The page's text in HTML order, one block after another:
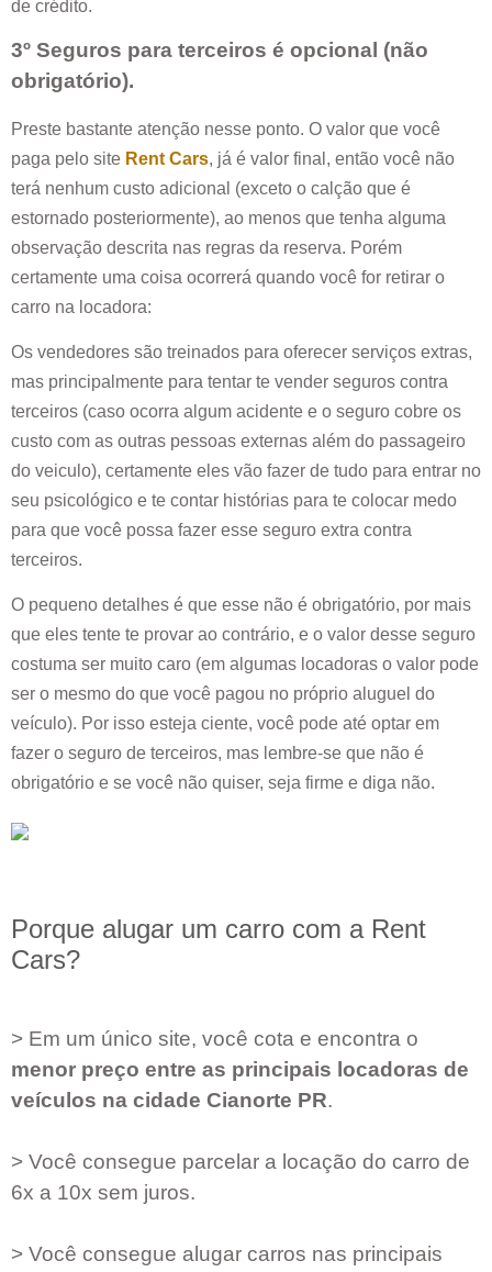
de crédito.
3º Seguros para terceiros é opcional (não
obrigatório).
Preste bastante atenção nesse ponto. O valor que você
paga pelo site Rent Cars, já é valor final, então você não
terá nenhum custo adicional (exceto o calção que é
estornado posteriormente), ao menos que tenha alguma
observação descrita nas regras da reserva. Porém
certamente uma coisa ocorrerá quando você for retirar o
carro na locadora:
Os vendedores são treinados para oferecer serviços extras,
mas principalmente para tentar te vender seguros contra
terceiros (caso ocorra algum acidente e o seguro cobre os
custo com as outras pessoas externas além do passageiro
do veiculo), certamente eles vão fazer de tudo para entrar no
seu psicológico e te contar histórias para te colocar medo
para que você possa fazer esse seguro extra contra
terceiros.
O pequeno detalhes é que esse não é obrigatório, por mais
que eles tente te provar ao contrário, e o valor desse seguro
costuma ser muito caro (em algumas locadoras o valor pode
ser o mesmo do que você pagou no próprio aluguel do
veículo). Por isso esteja ciente, você pode até optar em
fazer o seguro de terceiros, mas lembre-se que não é
obrigatório e se você não quiser, seja firme e diga não.
Porque alugar um carro com a Rent
Cars?
> Em um único site, você cota e encontra o
menor preço entre as principais locadoras de
veículos na cidade Cianorte PR.
> Você consegue parcelar a locação do carro de
6x a 10x sem juros.
> Você consegue alugar carros nas principais